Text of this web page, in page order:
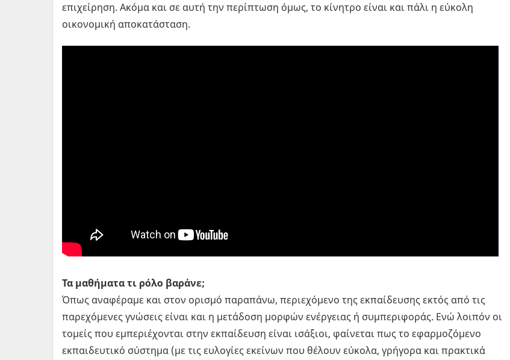
επιχείρηση. Ακόμα και σε αυτή την περίπτωση όμως, το κίνητρο είναι και πάλι η εύκολη
οικονομική αποκατάσταση.
Τα μαθήματα τι ρόλο βαράνε;
Όπως αναφέραμε και στον ορισμό παραπάνω, περιεχόμενο της εκπαίδευσης εκτός από τις
παρεχόμενες γνώσεις είναι και η μετάδοση μορφών ενέργειας ή συμπεριφοράς. Ενώ λοιπόν οι
τομείς που εμπεριέχονται στην εκπαίδευση είναι ισάξιοι, φαίνεται πως το εφαρμοζόμενο
εκπαιδευτικό σύστημα (με τις ευλογίες εκείνων που θέλουν εύκολα, γρήγορα και πρακτικά